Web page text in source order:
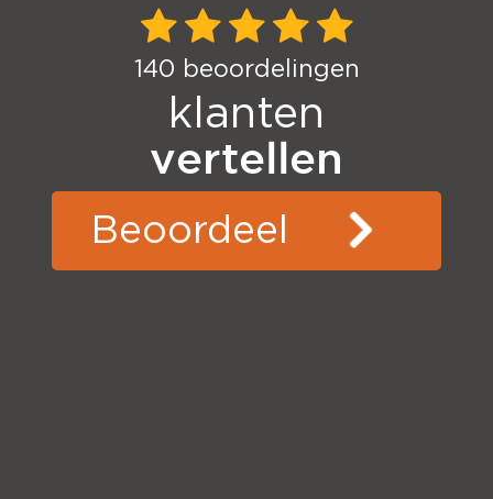
140 beoordelingen
klanten
vertellen
Beoordeel